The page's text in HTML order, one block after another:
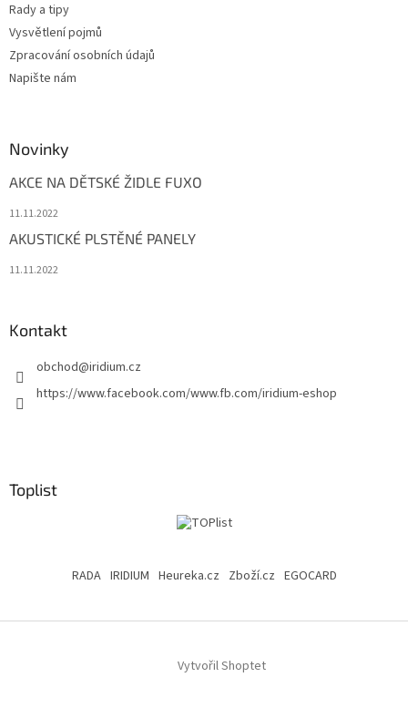
Rady a tipy
Vysvětlení pojmů
Zpracování osobních údajů
Napište nám
Novinky
AKCE NA DĚTSKÉ ŽIDLE FUXO
11.11.2022
AKUSTICKÉ PLSTĚNÉ PANELY
11.11.2022
Kontakt
obchod@iridium.cz
https://www.facebook.com/www.fb.com/iridium-eshop
Toplist
RADA IRIDIUM Heureka.cz Zboží.cz EGOCARD
Vytvořil Shoptet